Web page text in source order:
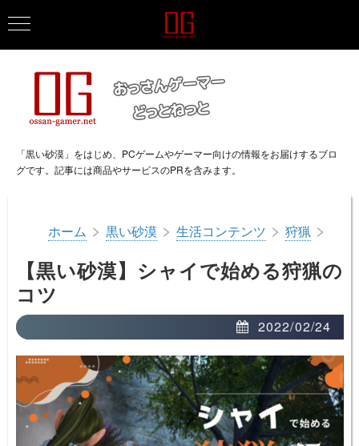
「黒い砂漠」をはじめ、PCゲームやゲーマー向けの情報をお届けするブロ
グです。記事には商品やサービスのPRを含みます。
ホーム > 黒い砂漠 > 生活コンテンツ > 狩猟 >
【黒い砂漠】シャイで始める狩猟の
コツ
2022/02/24